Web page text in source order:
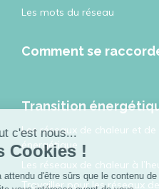
Les mots du réseau
Comment se
Transition
Les réseaux de chaleur et
énergétique
Les réseaux de chaleur à
Travailler pour les réseaux